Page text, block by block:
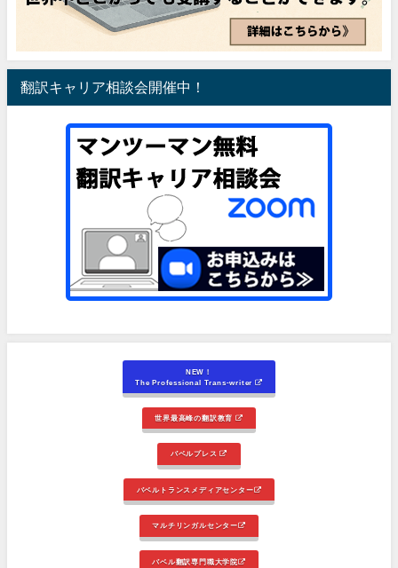
翻訳キャリア相談会開催中！
NEW！
The Professional Trans-writer
世界最高峰の翻訳教育
バベルプレス
バベルトランスメディアセンター
マルチリンガルセンター
バベル翻訳専門職大学院